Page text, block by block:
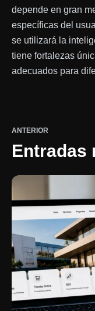
depende en gran
específicas del
se utilizará la
tiene fortalezas
adecuados para
ANTERIOR
Entradas